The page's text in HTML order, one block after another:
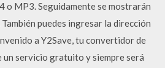
o MP3. Seguidamente se mostrarán
puedes ingresar la dirección
a Y2Save, tu convertidor de
un servicio gratuito y siempre será